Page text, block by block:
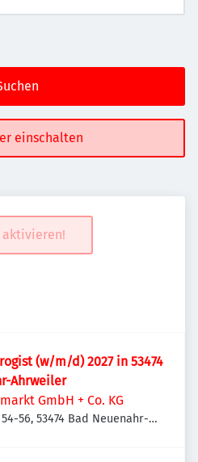
einschalten
aktivieren!
(w/m/d) 2027 in 53474
Ahrweiler
GmbH + Co. KG
56, 53474 Bad Neuenahr-